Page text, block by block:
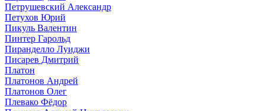
Петрушевский Александр
Петухов Юрий
Пикуль Валентин
Пинтер Гарольд
Пиранделло Луиджи
Писарев Дмитрий
Платон
Платонов Андрей
Платонов Олег
Плевако Фёдор